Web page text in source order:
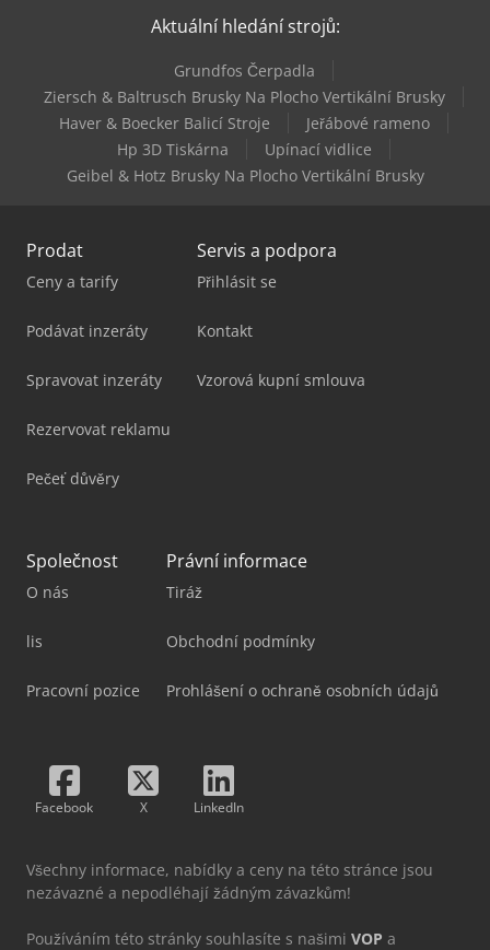
Aktuální hledání strojů:
Grundfos Čerpadla
Ziersch & Baltrusch Brusky Na Plocho Vertikální Brusky
Haver & Boecker Balicí Stroje
Jeřábové rameno
Hp 3D Tiskárna
Upínací vidlice
Geibel & Hotz Brusky Na Plocho Vertikální Brusky
Prodat
Ceny a tarify
Podávat inzeráty
Spravovat inzeráty
Rezervovat reklamu
Pečeť důvěry
Servis a podpora
Přihlásit se
Kontakt
Vzorová kupní smlouva
Společnost
O nás
lis
Pracovní pozice
Právní informace
Tiráž
Obchodní podmínky
Prohlášení o ochraně osobních údajů
Facebook X LinkedIn
Všechny informace, nabídky a ceny na této stránce jsou
nezávazné a nepodléhají žádným závazkům!
Používáním této stránky souhlasíte s našimi VOP a